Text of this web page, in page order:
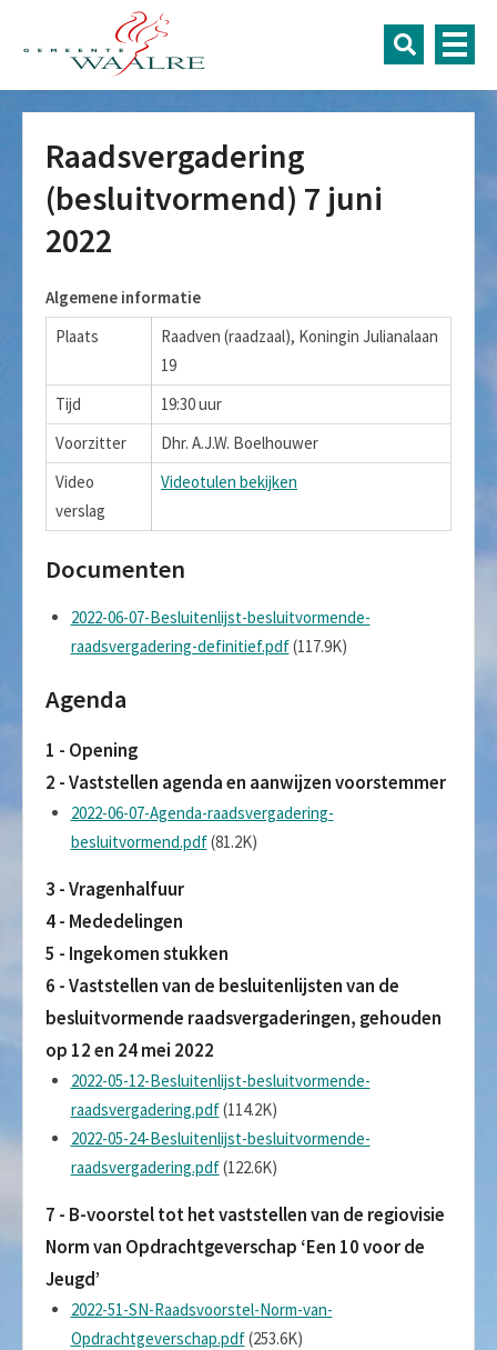
Raadsvergadering
(besluitvormend) 7 juni
2022
Algemene informatie
Plaats
Raadven (raadzaal), Koningin Julianalaan
19
Tijd
19:30 uur
Voorzitter
Dhr. A.J.W. Boelhouwer
Video
verslag
Videotulen bekijken
Documenten
2022-06-07-Besluitenlijst-besluitvormende-
raadsvergadering-definitief.pdf(117.9K)
Agenda
1 - Opening
2 - Vaststellen agenda en aanwijzen voorstemmer
2022-06-07-Agenda-raadsvergadering-
besluitvormend.pdf(81.2K)
3 - Vragenhalfuur
4 - Mededelingen
5 - Ingekomen stukken
6 - Vaststellen van de besluitenlijsten van de
besluitvormende raadsvergaderingen, gehouden
op 12 en 24 mei 2022
2022-05-12-Besluitenlijst-besluitvormende-
raadsvergadering.pdf(114.2K)
2022-05-24-Besluitenlijst-besluitvormende-
raadsvergadering.pdf(122.6K)
7 - B-voorstel tot het vaststellen van de regiovisie
Norm van Opdrachtgeverschap ‘Een 10 voor de
Jeugd’
2022-51-SN-Raadsvoorstel-Norm-van-
Opdrachtgeverschap.pdf(253.6K)